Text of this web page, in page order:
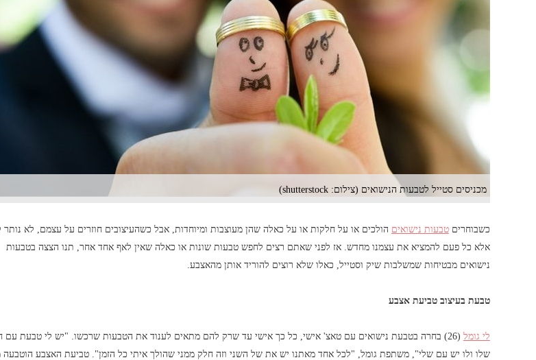
מכניסים סטייל לטבעות הנישואים (צילום: shutterstock)
כשבוחריםטבעות נישואים הולכים או על חלקות או על כאלה שהן מעוצבות ומיוחדות, אבל כשהעיצובים חוזרים על עצמם, לא נותר
אלא כל פעם להמציא את עצמנו מחדש. אז לפני שאתם רצים לחפש טבעות שונות או כאלה שאין לאף אחד אחר, תנו הצצה בטבעות
נישואים מבטיחות שמשלבות שיק וסטייל, כאלו שלא רוצים להוריד אותן מהאצבע.
טבעת בעיצוב טביעת אצבע
לי גומל
(26) בחרה בטבעת נישואים עם טאצ' אישי, כל כך אישי עד שרק להם מתאים לענוד את הטבעות שרכשו. "יש לי טבעת עם
שלו ולו יש עם שלי", משתפת גומל, "לכל אחד מאתנו יש את של השני וזה חלק ממני שהולך איתי כל הזמן". טביעת האצבע הוטבעה